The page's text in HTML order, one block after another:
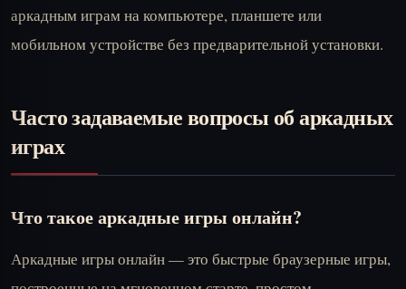
аркадным играм на компьютере, планшете или
мобильном устройстве без предварительной установки.
Часто задаваемые вопросы об аркадных
играх
Что такое аркадные игры онлайн?
Аркадные игры онлайн — это быстрые браузерные игры,